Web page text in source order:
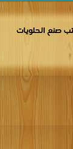
صنع الحلويات